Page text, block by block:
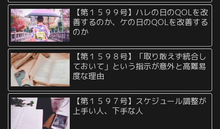
【第１５９９号】ハレの日のQOLを改
善するのか、ケの日のQOLを改善する
のか
【第１５９８号】「取り敢えず統合し
ておいて」という指示が意外と高難易
度な理由
【第１５９７号】スケジュール調整が
上手い人、下手な人